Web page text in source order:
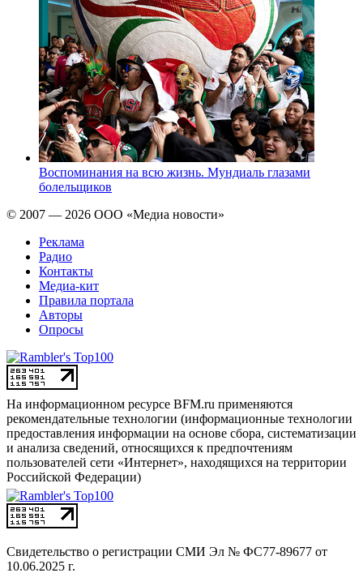
Воспоминания на всю жизнь. Мундиаль глазами
болельщиков
© 2007 — 2026 ООО «Медиа новости»
Реклама
Радио
Контакты
Медиа-кит
Правила портала
Авторы
Опросы
На информационном ресурсе BFM.ru применяются
рекомендательные технологии (информационные технологии
предоставления информации на основе сбора, систематизации
и анализа сведений, относящихся к предпочтениям
пользователей сети «Интернет», находящихся на территории
Российской Федерации)
Свидетельство о регистрации СМИ Эл № ФС77-89677 от
10.06.2025 г.